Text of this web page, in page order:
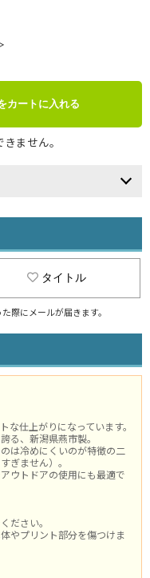
カートに入れる
ません。
タイトル
際にメールが届きます。
な仕上がりになっています。
る、新潟県燕市製。
は冷めにくいのが特徴の二
ぎません）。
ウトドアの使用にも最適で
ださい。
やプリント部分を傷つけま